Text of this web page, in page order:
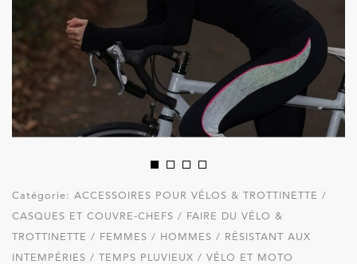
Catégorie: ACCESSOIRES POUR VÉLOS & TROTTINETTE /
CASQUES ET COUVRE-CHEFS / FAIRE DU VÉLO &
TROTTINETTE / FEMMES / HOMMES / RÉSISTANT AUX
INTEMPÉRIES / TEMPS PLUVIEUX / VÉLO ET MOTO